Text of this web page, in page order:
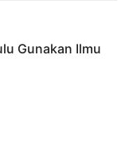
Gunakan Ilmu